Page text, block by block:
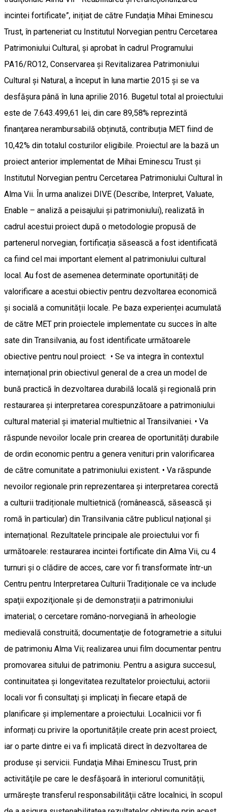
incintei fortificate”, inițiat de către Fundația Mihai Eminescu
Trust, în parteneriat cu Institutul Norvegian pentru Cercetarea
Patrimoniului Cultural, și aprobat în cadrul Programului
PA16/RO12, Conservarea și Revitalizarea Patrimoniului
Cultural și Natural, a început în luna martie 2015 și se va
desfășura până în luna aprilie 2016. Bugetul total al proiectului
este de 7.643.499,61 lei, din care 89,58% reprezintă
finanţarea nerambursabilă obținută, contribuția MET fiind de
10,42% din totalul costurilor eligibile. Proiectul are la bază un
proiect anterior implementat de Mihai Eminescu Trust și
Institutul Norvegian pentru Cercetarea Patrimoniului Cultural în
Alma Vii. În urma analizei DIVE (Describe, Interpret, Valuate,
Enable – analiză a peisajului și patrimoniului), realizată în
cadrul acestui proiect după o metodologie propusă de
partenerul norvegian, fortificația săsească a fost identificată
ca fiind cel mai important element al patrimoniului cultural
local. Au fost de asemenea determinate oportunități de
valorificare a acestui obiectiv pentru dezvoltarea economică
și socială a comunității locale. Pe baza experienței acumulată
de către MET prin proiectele implementate cu succes în alte
sate din Transilvania, au fost identificate următoarele
obiective pentru noul proiect: • Se va integra în contextul
internațional prin obiectivul general de a crea un model de
bună practică în dezvoltarea durabilă locală și regională prin
restaurarea și interpretarea corespunzătoare a patrimoniului
cultural material și imaterial multietnic al Transilvaniei. • Va
răspunde nevoilor locale prin crearea de oportunități durabile
de ordin economic pentru a genera venituri prin valorificarea
de către comunitate a patrimoniului existent. • Va răspunde
nevoilor regionale prin reprezentarea și interpretarea corectă
a culturii tradiționale multietnică (românească, săsească și
romă în particular) din Transilvania către publicul național și
internațional. Rezultatele principale ale proiectului vor fi
următoarele: restaurarea incintei fortificate din Alma Vii, cu 4
turnuri şi o clădire de acces, care vor fi transformate într-un
Centru pentru Interpretarea Culturii Tradiționale ce va include
spaţii expoziţionale şi de demonstrații a patrimoniului
imaterial; o cercetare româno-norvegiană în arheologie
medievală construită; documentaţie de fotogrametrie a sitului
de patrimoniu Alma Vii; realizarea unui film documentar pentru
promovarea sitului de patrimoniu. Pentru a asigura succesul,
continuitatea și longevitatea rezultatelor proiectului, actorii
locali vor fi consultaţi şi implicaţi în fiecare etapă de
planificare și implementare a proiectului. Localnicii vor fi
informați cu privire la oportunitățile create prin acest proiect,
iar o parte dintre ei va fi implicată direct în dezvoltarea de
produse și servicii. Fundaţia Mihai Eminescu Trust, prin
activităţile pe care le desfășoară în interiorul comunității,
urmăreşte transferul responsabilităţii către localnici, în scopul